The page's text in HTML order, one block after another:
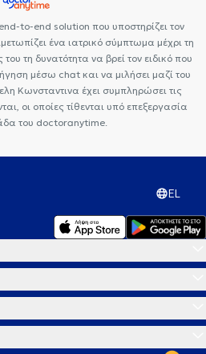
to-end solution που υποστηρίζει τον
ένα ιατρικό σύμπτωμα μέχρι τη
τη δυνατότητα να βρεί τον ειδικό που
μέσω chat και να μιλήσει μαζί του
Κωνσταντινα έχει συμπληρώσει τις
οι οποίες τίθενται υπό επεξεργασία
του doctoranytime.
EL